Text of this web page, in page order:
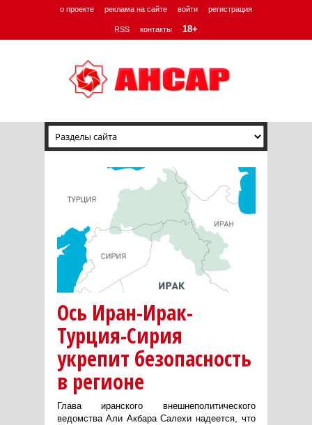
о проекте реклама на сайте войти регистрация
RSS контакты 18+
Ось Иран-Ирак-
Турция-Сирия
укрепит безопасность
в регионе
Глава иранского внешнеполитического
ведомства Али Акбара Салехи надеется, что